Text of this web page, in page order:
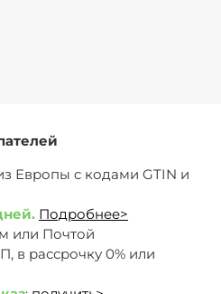
Европы c кодами GTIN и
Подробнее>
или Почтой
в рассрочку 0% или